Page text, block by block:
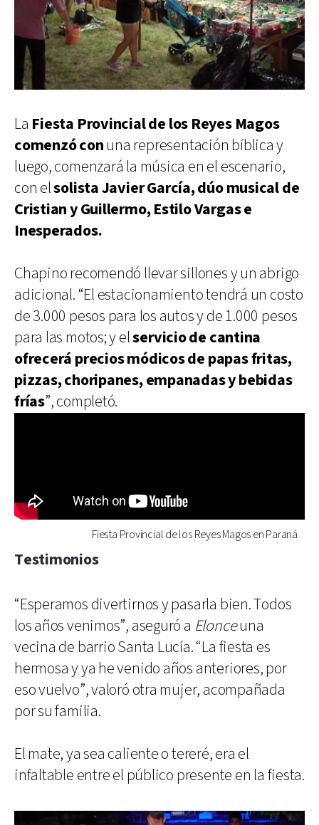
La Fiesta Provincial de los Reyes Magos
comenzó conuna representación bíblica y
luego, comenzará la música en el escenario,
con elsolista Javier García, dúo musical de
Cristian y Guillermo, Estilo Vargas e
Inesperados.
Chapino recomendó llevar sillones y un abrigo
adicional. “El estacionamiento tendrá un costo
de 3.000 pesos para los autos y de 1.000 pesos
para las motos; y elservicio de cantina
ofrecerá precios módicos de papas fritas,
pizzas, choripanes, empanadas y bebidas
frías”, completó.
Fiesta Provincial de los Reyes Magos en Paraná
Testimonios
“Esperamos divertirnos y pasarla bien. Todos
los años venimos”, aseguró a Elonceuna
vecina de barrio Santa Lucía. “La fiesta es
hermosa y ya he venido años anteriores, por
eso vuelvo”, valoró otra mujer, acompañada
por su familia.
El mate, ya sea caliente o tereré, era el
infaltable entre el público presente en la fiesta.